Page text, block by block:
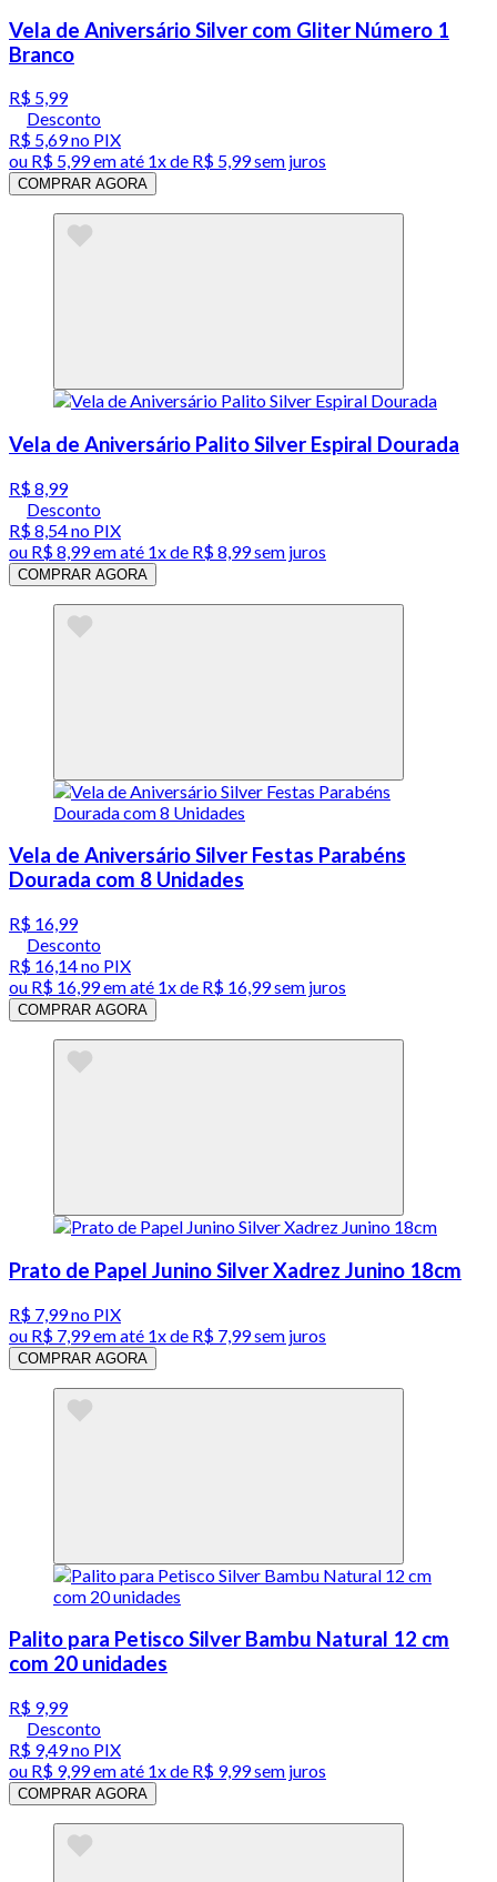
Vela de Aniversário Silver com Gliter Número 1
Branco
R$ 5,99
Desconto
R$ 5,69no PIX
ou R$ 5,99em até 1x de R$ 5,99sem juros
COMPRAR AGORA
Vela de Aniversário Palito Silver Espiral Dourada
R$ 8,99
Desconto
R$ 8,54no PIX
ou R$ 8,99em até 1x de R$ 8,99sem juros
COMPRAR AGORA
Vela de Aniversário Silver Festas Parabéns
Dourada com 8 Unidades
R$ 16,99
Desconto
R$ 16,14no PIX
ou R$ 16,99em até 1x de R$ 16,99sem juros
COMPRAR AGORA
Prato de Papel Junino Silver Xadrez Junino 18cm
R$ 7,99no PIX
ou R$ 7,99em até 1x de R$ 7,99sem juros
COMPRAR AGORA
Palito para Petisco Silver Bambu Natural 12 cm
com 20 unidades
R$ 9,99
Desconto
R$ 9,49no PIX
ou R$ 9,99em até 1x de R$ 9,99sem juros
COMPRAR AGORA